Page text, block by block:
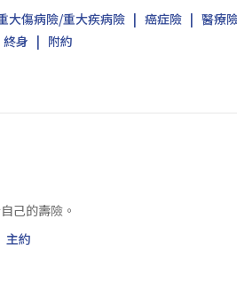
大傷病險/重大疾病險 癌症險 醫療
終身 附約
己的壽險。
主約